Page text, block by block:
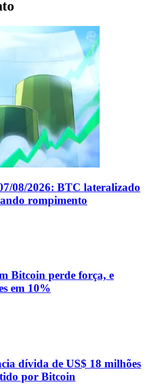
08/2026: BTC lateralizado
rompimento
Bitcoin perde força, e
em 10%
dívida de US$ 18 milhões
por Bitcoin